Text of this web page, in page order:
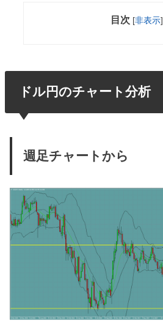
目次 [非表示]
ドル円のチャート分析
週足チャートから